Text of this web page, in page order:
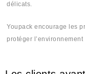
délicats.
Youpack encourage les
protéger